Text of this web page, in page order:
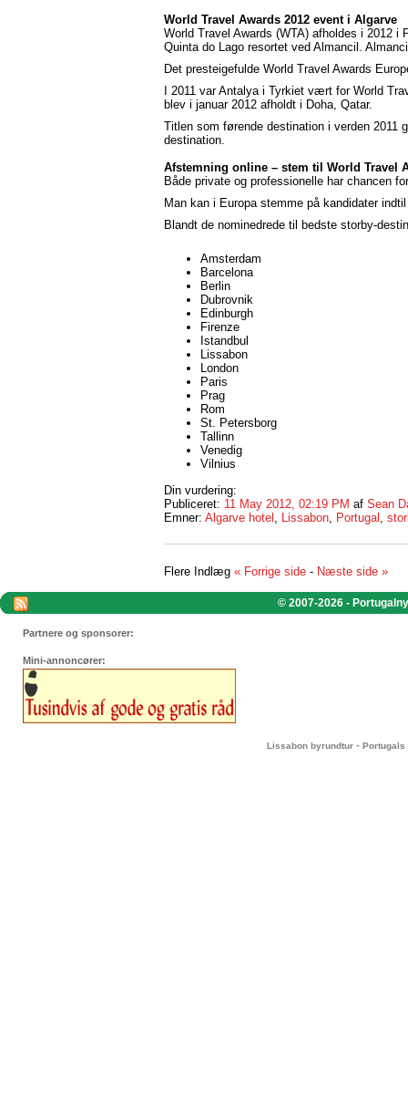
World Travel Awards 2012 event i Algarve
World Travel Awards (WTA) afholdes i 2012
Quinta do Lago resortet ved Almancil.
Det presteigefulde World Travel Awards
I 2011 var Antalya i Tyrkiet vært for World
blev i januar 2012 afholdt i Doha, Qatar.
Titlen som førende destination i verden 2011
destination.
Afstemning online – stem til World Travel
Både private og professionelle har chancen
Man kan i Europa stemme på kandidater
Blandt de nominedrede til bedste storby-
Amsterdam
Barcelona
Berlin
Dubrovnik
Edinburgh
Firenze
Istandbul
Lissabon
London
Paris
Prag
Rom
St. Petersborg
Tallinn
Venedig
Vilnius
Din vurdering:
Publiceret: 11 May 2012, 02:19 PM af Sean
Emner: Algarve hotel Lissabon Portugal
Flere Indlæg « Forrige side - Næste side »
© 2007-2026 -
Partnere og sponsorer:
Mini-annoncører:
Lissabon byrundtur - Portugals